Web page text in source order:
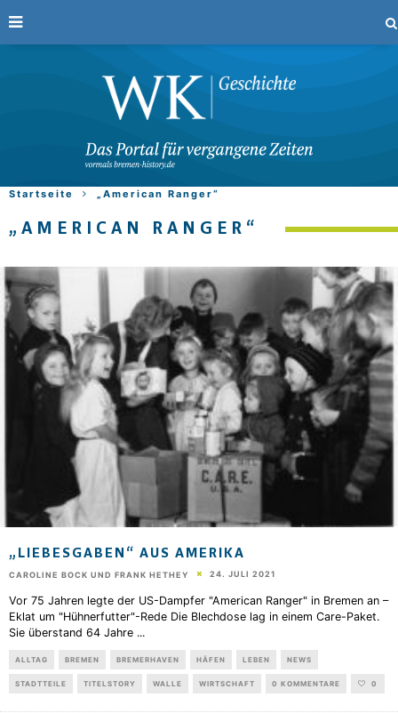
Startseite „American Ranger“
„AMERICAN RANGER“
„LIEBESGABEN“ AUS AMERIKA
CAROLINE BOCK UND FRANK HETHEY 24. JULI 2021
Vor 75 Jahren legte der US-Dampfer "American Ranger" in Bremen an –
Eklat um "Hühnerfutter"-Rede Die Blechdose lag in einem Care-Paket.
Sie überstand 64 Jahre ...
ALLTAG BREMEN BREMERHAVEN HÄFEN LEBEN NEWS
STADTTEILE TITELSTORY WALLE WIRTSCHAFT 0 KOMMENTARE 0